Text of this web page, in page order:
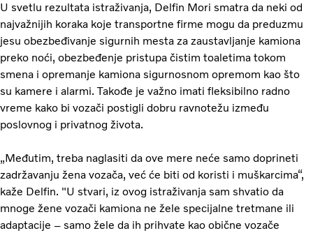
U svetlu rezultata istraživanja, Delfin Mori smatra da neki od
najvažnijih koraka koje transportne firme mogu da preduzmu
jesu obezbeđivanje sigurnih mesta za zaustavljanje kamiona
preko noći, obezbeđenje pristupa čistim toaletima tokom
smena i opremanje kamiona sigurnosnom opremom kao što
su kamere i alarmi. Takođe je važno imati fleksibilno radno
vreme kako bi vozači postigli dobru ravnotežu između
poslovnog i privatnog života.
„Međutim, treba naglasiti da ove mere neće samo doprineti
zadržavanju žena vozača, već će biti od koristi i muškarcima“,
kaže Delfin. "U stvari, iz ovog istraživanja sam shvatio da
mnoge žene vozači kamiona ne žele specijalne tretmane ili
adaptacije – samo žele da ih prihvate kao obične vozače